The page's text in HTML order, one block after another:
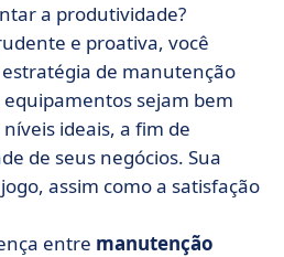
de manutenção
a produtividade?
e proativa, você
de manutenção
sejam bem
ideais, a fim de
de seus negócios. Sua
assim como a satisfação
entre manutenção